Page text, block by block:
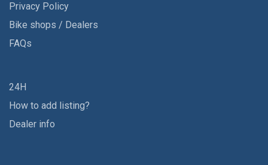
Privacy Policy
Bike shops / Dealers
FAQs
24H
How to add listing?
Dealer info